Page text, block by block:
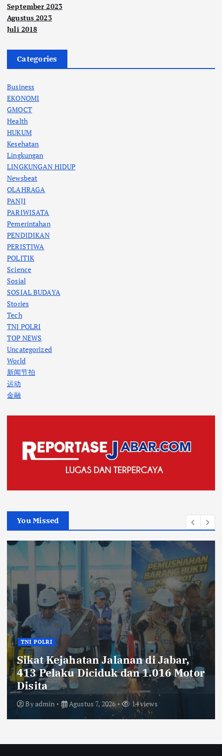
September 2023
Agustus 2023
Juli 2018
Categories
Business
EKONOMI
GMOCT
Health
HUKUM
Kesehatan
Lingkungan
LINGKUNGAN HIDUP
Newsbeat
OLAHRAGA
PANJI
PARIWISATA
Pemerintahan
PENDIDIKAN
PERISTIWA
POLITIK
Science
Sosial
SOSIAL BUDAYA
Stories
Tech
TNI POLRI
TOP NEWS
Uncategorized
World
新闻节拍
运动
金融
You Missed
TNI POLRI
Ribuan Knalpot Brong Disita Polisi,
Gubernur Jabar Kang Dedi Bakal
Berikan Kompensasi Knalpot
Standar
Byadmin Agustus 7, 2026 14 views